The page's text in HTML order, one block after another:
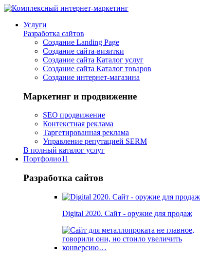
Услуги
Разработка сайтов
Создание Landing Page
Создание сайта-визитки
Создание сайта Каталог услуг
Создание сайта Каталог товаров
Создание интернет-магазина
Маркетинг и продвижение
SEO продвижение
Контекстная реклама
Таргетированная реклама
Управление репутацией SERM
В полный каталог услуг
Портфолио11
Разработка сайтов
Digital 2020. Сайт - оружие для продаж